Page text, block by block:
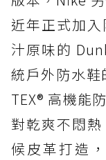
近年正式加
汁原味的
統戶外防水鞋
TEX® 高機能
對乾爽不悶
候皮革打造